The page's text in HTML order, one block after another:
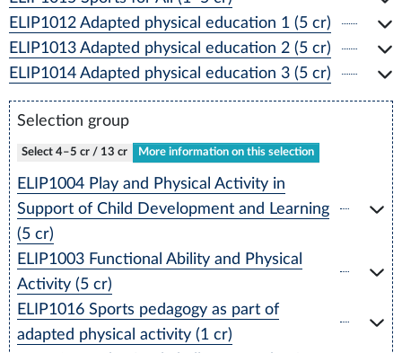
ELIP1012 Adapted physical education 1 (5 cr)
ELIP1013 Adapted physical education 2 (5 cr)
ELIP1014 Adapted physical education 3 (5 cr)
Selection group
Select 4–5 cr / 13 cr More information on this selection
ELIP1004 Play and Physical Activity in
Support of Child Development and Learning
(5 cr)
ELIP1003 Functional Ability and Physical
Activity (5 cr)
ELIP1016 Sports pedagogy as part of
adapted physical activity (1 cr)